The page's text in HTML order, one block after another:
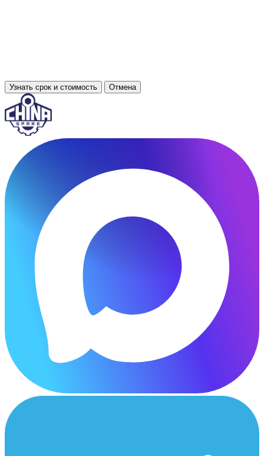
Узнать срок и стоимость Отмена